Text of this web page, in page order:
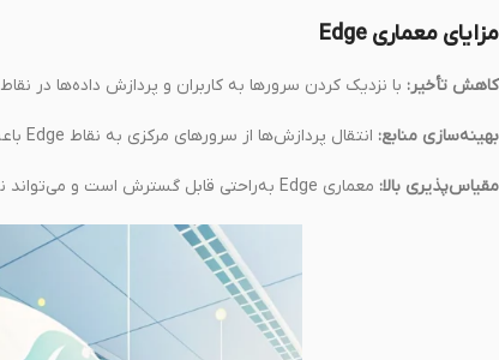
مزایای معماری Edge
کاهش تأخیر: با نزدیک کردن سرورها به کاربران و پردازش داده‌ها در نقاط Edge، زمان بارگذاری و تأخیر به حداقل می‌رسد.
بهینه‌سازی منابع: انتقال پردازش‌ها از سرورهای مرکزی به نقاط Edge باعث می‌شود که مصرف منابع بهینه‌تر شود.
مقیاس‌پذیری بالا: معماری Edge به‌راحتی قابل گسترش است و می‌تواند نیازهای مختلف کاربران را به‌طور داینامیک پوشش دهد.